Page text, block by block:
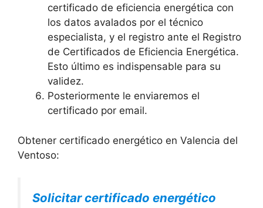
certificado de eficiencia energética con
los datos avalados por el técnico
especialista, y el registro ante el Registro
de Certificados de Eficiencia Energética.
Esto último es indispensable para su
validez.
Posteriormente le enviaremos el
certificado por email.
Obtener certificado energético en Valencia del
Ventoso:
Solicitar certificado energético